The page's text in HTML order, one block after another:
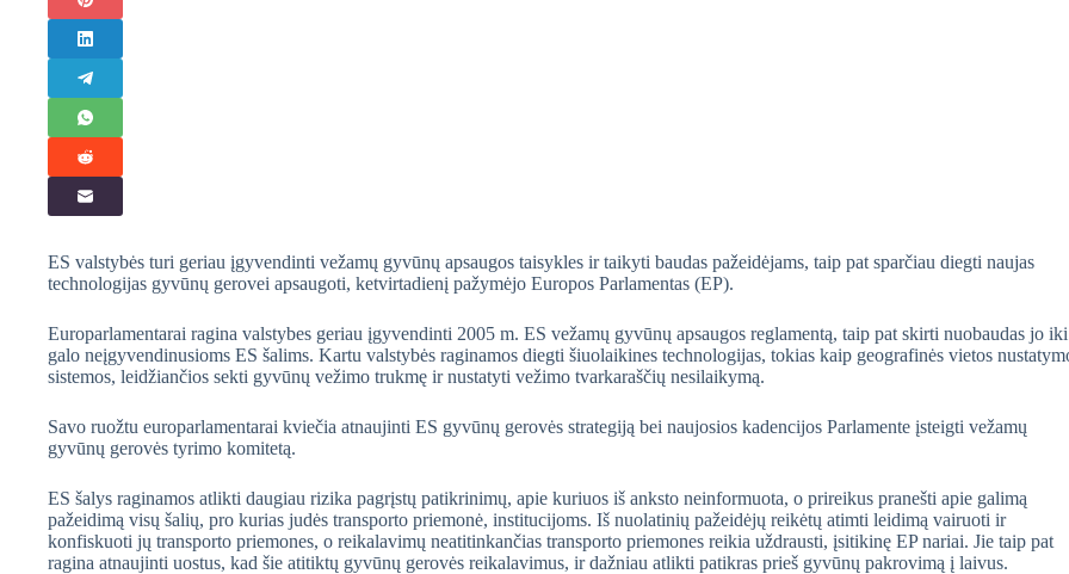
ES valstybės turi geriau įgyvendinti vežamų gyvūnų apsaugos taisykles ir taikyti baudas pažeidėjams, taip pat sparčiau diegti naujas
technologijas gyvūnų gerovei apsaugoti, ketvirtadienį pažymėjo Europos Parlamentas (EP).
Europarlamentarai ragina valstybes geriau įgyvendinti 2005 m. ES vežamų gyvūnų apsaugos reglamentą, taip pat skirti nuobaudas jo iki
galo neįgyvendinusioms ES šalims. Kartu valstybės raginamos diegti šiuolaikines technologijas, tokias kaip geografinės vietos
sistemos, leidžiančios sekti gyvūnų vežimo trukmę ir nustatyti vežimo tvarkaraščių nesilaikymą.
Savo ruožtu europarlamentarai kviečia atnaujinti ES gyvūnų gerovės strategiją bei naujosios kadencijos Parlamente įsteigti vežamų
gyvūnų gerovės tyrimo komitetą.
ES šalys raginamos atlikti daugiau rizika pagrįstų patikrinimų, apie kuriuos iš anksto neinformuota, o prireikus pranešti apie galimą
pažeidimą visų šalių, pro kurias judės transporto priemonė, institucijoms. Iš nuolatinių pažeidėjų reikėtų atimti leidimą vairuoti ir
konfiskuoti jų transporto priemones, o reikalavimų neatitinkančias transporto priemones reikia uždrausti, įsitikinę EP nariai. Jie taip pat
ragina atnaujinti uostus, kad šie atitiktų gyvūnų gerovės reikalavimus, ir dažniau atlikti patikras prieš gyvūnų pakrovimą į laivus.